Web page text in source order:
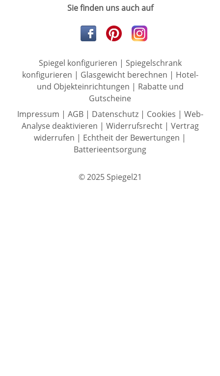
Sie finden uns auch auf
Spiegel konfigurieren | Spiegelschrank
konfigurieren | Glasgewicht berechnen | Hotel-
und Objekteinrichtungen | Rabatte und
Gutscheine
Impressum | AGB| Datenschutz| Cookies | Web-
Analyse deaktivieren | Widerrufsrecht| Vertrag
widerrufen | Echtheit der Bewertungen |
Batterieentsorgung
© 2025 Spiegel21